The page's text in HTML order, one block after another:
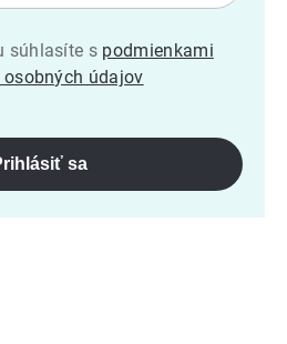
súhlasíte s podmienkami
údajov
sa